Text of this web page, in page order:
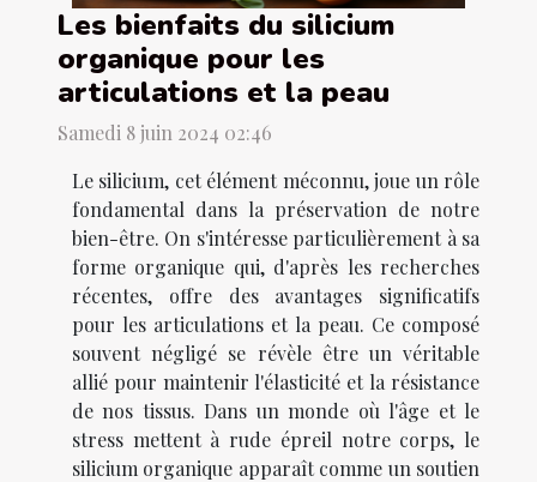
Les bienfaits du silicium
organique pour les
articulations et la peau
Samedi 8 juin 2024 02:46
Le silicium, cet élément méconnu, joue un rôle
fondamental dans la préservation de notre
bien-être. On s'intéresse particulièrement à sa
forme organique qui, d'après les recherches
récentes, offre des avantages significatifs
pour les articulations et la peau. Ce composé
souvent négligé se révèle être un véritable
allié pour maintenir l'élasticité et la résistance
de nos tissus. Dans un monde où l'âge et le
stress mettent à rude épreil notre corps, le
silicium organique apparaît comme un soutien